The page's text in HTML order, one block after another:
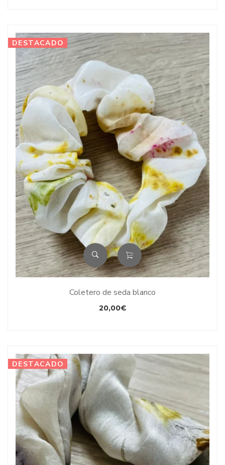
DESTACADO
Coletero de seda blanco
20,00€
DESTACADO